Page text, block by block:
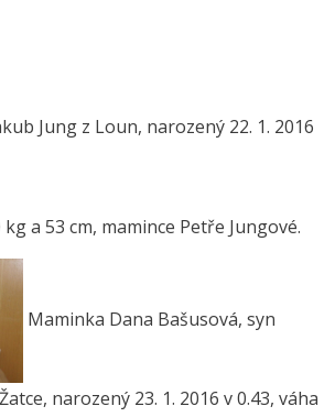
Jung z Loun, narozený 22. 1. 2016
kg a 53 cm, mamince Petře Jungové.
Maminka Dana Bašusová, syn
narozený 23. 1. 2016 v 0.43, váha